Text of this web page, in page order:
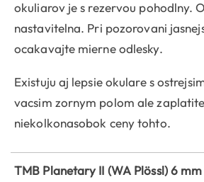
okuliarov je s rezervou pohodlny.
nastavitelna. Pri pozorovani
ocakavajte mierne odlesky.
Existuju aj lepsie okulare s
vacsim zornym polom ale
niekolkonasobok ceny tohto.
TMB Planetary II (WA Plössl) 6 mm